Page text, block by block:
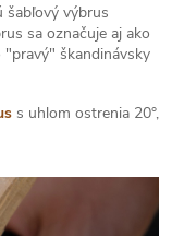
šabľový výbrus
sa označuje aj ako
"pravý" škandinávsky
s uhlom ostrenia 20°,